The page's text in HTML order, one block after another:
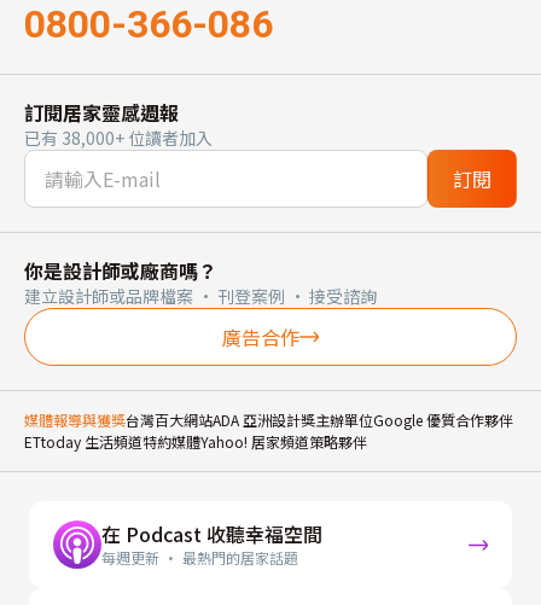
0800-366-086
訂閱居家靈感週報
已有 38,000+ 位讀者加入
訂閱
你是設計師或廠商嗎？
建立設計師或品牌檔案 · 刊登案例 · 接受諮詢
廣告合作
媒體報導與獲獎台灣百大網站ADA 亞洲設計獎主辦單位Google 優質合作夥伴
ETtoday 生活頻道特約媒體Yahoo! 居家頻道策略夥伴
在 Podcast 收聽幸福空間
每週更新 · 最熱門的居家話題